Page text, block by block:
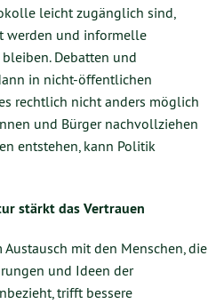
leicht zugänglich sind,
werden und informelle
Debatten und
in nicht-öffentlichen
rechtlich nicht anders möglich
und Bürger nachvollziehen
entstehen, kann Politik
stärkt das Vertrauen
mit den Menschen, die
und Ideen der
trifft bessere